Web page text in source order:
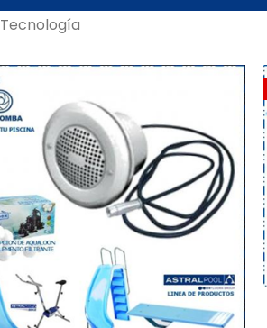
Tecnología